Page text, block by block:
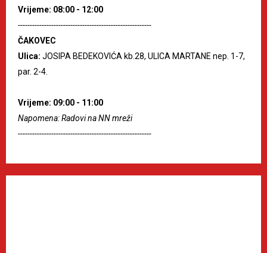
Vrijeme: 08:00 - 12:00
--------------------------------------------------------
ČAKOVEC
Ulica: JOSIPA BEDEKOVIĆA kb.28, ULICA MARTANE nep. 1-7,
par. 2-4.
Vrijeme: 09:00 - 11:00
Napomena: Radovi na NN mreži
--------------------------------------------------------